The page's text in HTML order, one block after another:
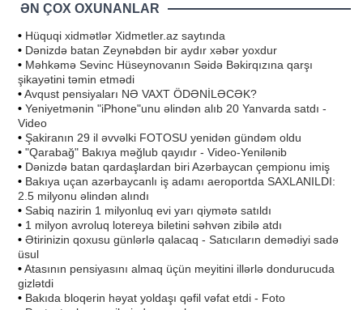
ƏN ÇOX OXUNANLAR
• Hüquqi xidmətlər Xidmetler.az saytında
• Dənizdə batan Zeynəbdən bir aydır xəbər yoxdur
• Məhkəmə Sevinc Hüseynovanın Səidə Bəkirqızına qarşı
şikayətini təmin etmədi
•Avqust pensiyaları NƏ VAXT ÖDƏNİLƏCƏK?
• Yeniyetmənin "iPhone"unu əlindən alıb 20 Yanvarda satdı -
Video
• Şakiranın 29 il əvvəlki FOTOSU yenidən gündəm oldu
• "Qarabağ" Bakıya məğlub qayıdır - Video-Yenilənib
• Dənizdə batan qardaşlardan biri Azərbaycan çempionu imiş
• Bakıya uçan azərbaycanlı iş adamı aeroportda SAXLANILDI:
2.5 milyonu əlindən alındı
• Sabiq nazirin 1 milyonluq evi yarı qiymətə satıldı
• 1 milyon avroluq lotereya biletini səhvən zibilə atdı
• Ətirinizin qoxusu günlərlə qalacaq - Satıcıların demədiyi sadə
üsul
•Atasının pensiyasını almaq üçün meyitini illərlə dondurucuda
gizlətdi
• Bakıda bloqerin həyat yoldaşı qəfil vəfat etdi - Foto